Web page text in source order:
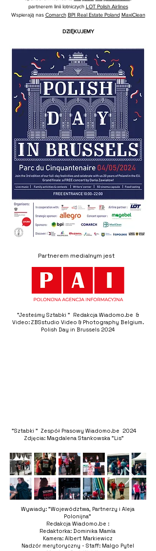
partnerem linii lotniczych LOT Polish Airlines
Wspierają nas Comarch BPI Real Estate Poland MaxiClean
DZIĘKUJEMY
Partnerem medialnym jest
"Jesteśmy Sztabki " Redakcja Wiadomo.be &
Video: ZBSstudio Video & Photography Belgium.
Polish Day in Brussels 2024
"Sztabki " Zespół Prasowy Wiadomo.be 2024
Zdjęcia: Magdalena Stankowska "Lis"
Wywiady: "Województwa, Partnerzy i Aleja
Polonijna"
Redakcja Wiadomo.be :
Redaktorka: Dominika Mamla
Kamera: Albert Markiewicz
Nadzór merytoryczny - Staff: Malgo Pytel